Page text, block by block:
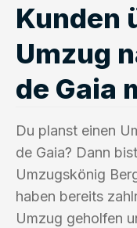
Kunden
Umzug
de Gaia
Du planst einen
de Gaia? Dann
Umzugskönig
haben bereits
Umzug geholfen